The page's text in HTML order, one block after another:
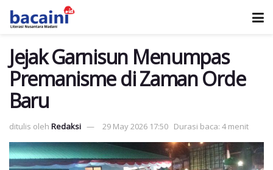
Jejak Garnisun Menumpas
Premanisme di Zaman Orde
Baru
ditulis oleh Redaksi 29 May 2026 17:50 Durasi baca: 4 menit